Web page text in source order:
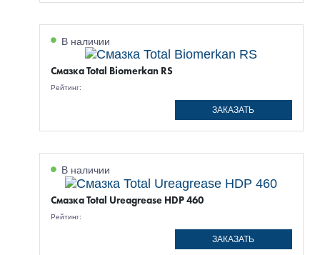
В наличии
Смазка Total Biomerkan RS
Рейтинг:
ЗАКАЗАТЬ
В наличии
Смазка Total Ureagrease HDP 460
Рейтинг:
ЗАКАЗАТЬ